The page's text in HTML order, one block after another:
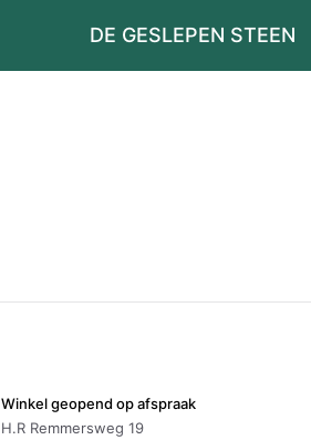
DE GESLEPEN STEEN
Winkel geopend op afspraak
H.R Remmersweg 19